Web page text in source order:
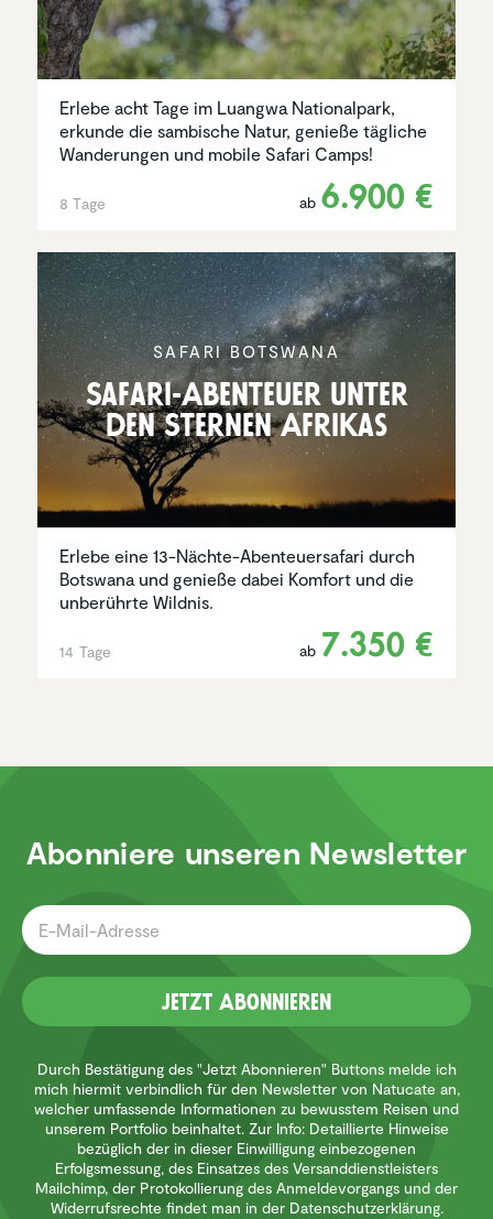
Erlebe acht Tage im Luangwa Nationalpark,
erkunde die sambische Natur, genieße tägliche
Wanderungen und mobile Safari Camps!
8 Tage ab 6.900 €
SAFARI BOTSWANA
Safari-Abenteuer unter
den Sternen Afrikas
Erlebe eine 13-Nächte-Abenteuersafari durch
Botswana und genieße dabei Komfort und die
unberührte Wildnis.
14 Tage ab 7.350 €
Abonniere unseren Newsletter
Jetzt Abonnieren
Durch Bestätigung des "Jetzt Abonnieren" Buttons melde ich
mich hiermit verbindlich für den Newsletter von Natucate an,
welcher umfassende Informationen zu bewusstem Reisen und
unserem Portfolio beinhaltet. Zur Info: Detaillierte Hinweise
bezüglich der in dieser Einwilligung einbezogenen
Erfolgsmessung, des Einsatzes des Versanddienstleisters
Mailchimp, der Protokollierung des Anmeldevorgangs und der
Widerrufsrechte findet man in der Datenschutzerklärung.